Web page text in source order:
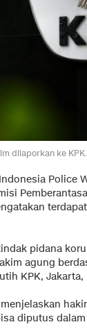
dilaporkan ke
Indonesia Police
pidana
agung
KPK, Jakarta,
diputus